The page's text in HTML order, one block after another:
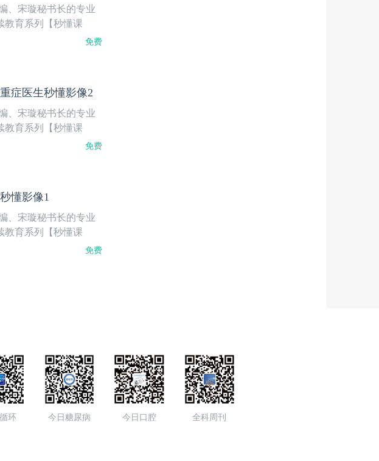
山东省公共卫生临床
、宋璇秘书长的专业
教育系列【秒懂课
资料库等，将陆续在壹
别腺病毒肺炎感染？
省公共卫生临床中心
免费
症医生秒懂影像2
、宋璇秘书长的专业
教育系列【秒懂课
资料库等，将陆续在壹
别肺炎克雷白杆菌感
山东省公共卫生临床
免费
懂影像1
、宋璇秘书长的专业
教育系列【秒懂课
资料库等，将陆续在壹
免费
环 今日糖尿病 今日口腔 全科周刊